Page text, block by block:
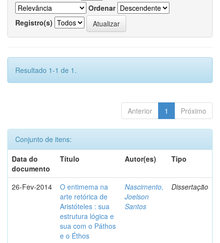
Ordenar
Registro(s)
Resultado 1-1 de 1.
Anterior 1 Próximo
Conjunto de itens:
Data do
documento
Título Autor(es) Tipo
26-Fev-2014
O entimema na
arte retórica de
Aristóteles : sua
estrutura lógica e
sua com o Páthos
e o Éthos
Nascimento,
Joelson
Santos
Dissertação